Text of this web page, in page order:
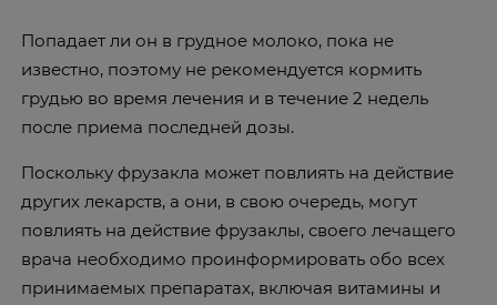
Попадает ли он в грудное молоко, пока не
известно, поэтому не рекомендуется кормить
грудью во время лечения и в течение 2 недель
после приема последней дозы.
Поскольку фрузакла может повлиять на действие
других лекарств, а они, в свою очередь, могут
повлиять на действие фрузаклы, своего лечащего
врача необходимо проинформировать обо всех
принимаемых препаратах, включая витамины и